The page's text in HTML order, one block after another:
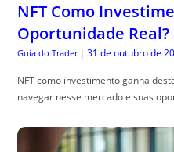
NFT Como
Oportunidade Real?
Guia do Trader | 31 de outubro de
NFT como investimento ganha
navegar nesse mercado e suas